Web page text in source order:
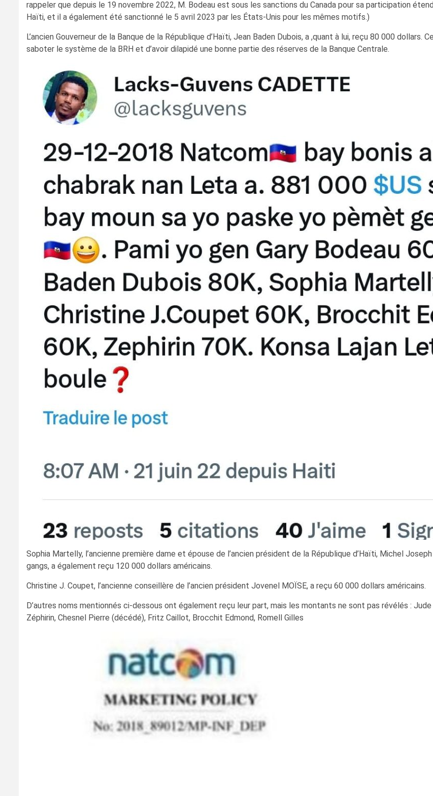
rappeler que depuis le 19 novembre 2022, M. Bodeau est sous les sanctions du Canada pour sa participation
Haïti, et il a également été sanctionné le 5 avril 2023 par les États-Unis pour les mêmes motifs.)
L’ancien Gouverneur de la Banque de la République d’Haïti, Jean Baden Dubois, a ,quant à lui, reçu 80 000
saboter le système de la BRH et d’avoir dilapidé une bonne partie des réserves de la Banque Centrale.
Sophia Martelly, l’ancienne première dame et épouse de l’ancien président de la République d’Haïti, Michel
gangs, a également reçu 120 000 dollars américains.
Christine J. Coupet, l’ancienne conseillère de l’ancien président Jovenel MOÏSE, a reçu 60 000 dollars américains.
D’autres noms mentionnés ci-dessous ont également reçu leur part, mais les montants ne sont pas révélés : Jude
Zéphirin, Chesnel Pierre (décédé), Fritz Caillot, Brocchit Edmond, Romell Gilles